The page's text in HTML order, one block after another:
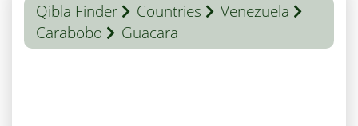
Qibla Finder Countries
Venezuela
Carabobo
Guacara